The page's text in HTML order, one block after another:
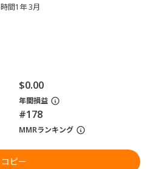
時間1年 3月
$0.00
年間損益
#178
MMRランキング
コピー